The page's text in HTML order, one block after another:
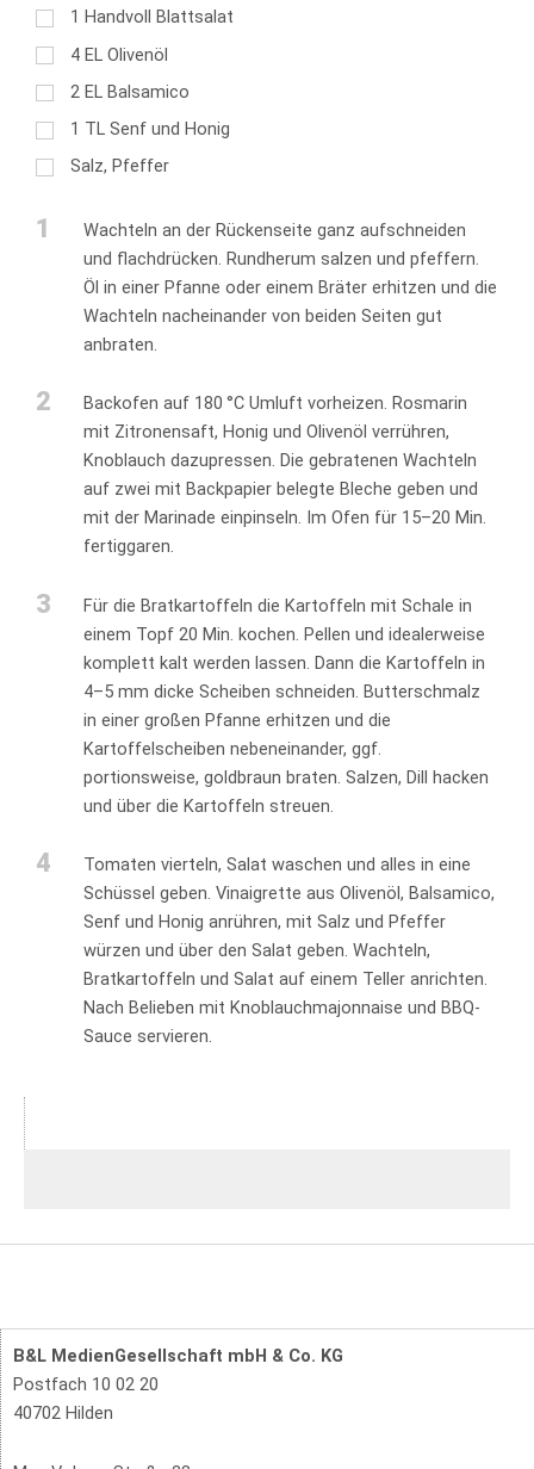
1 Handvoll Blattsalat
4 EL Olivenöl
2 EL Balsamico
1 TL Senf und Honig
Salz, Pfeffer
1
Wachteln an der Rückenseite ganz aufschneiden
und flachdrücken. Rundherum salzen und pfeffern.
Öl in einer Pfanne oder einem Bräter erhitzen und die
Wachteln nacheinander von beiden Seiten gut
anbraten.
2
Backofen auf 180 °C Umluft vorheizen. Rosmarin
mit Zitronensaft, Honig und Olivenöl verrühren,
Knoblauch dazupressen. Die gebratenen Wachteln
auf zwei mit Backpapier belegte Bleche geben und
mit der Marinade einpinseln. Im Ofen für 15–20 Min.
fertiggaren.
3
Für die Bratkartoffeln die Kartoffeln mit Schale in
einem Topf 20 Min. kochen. Pellen und idealerweise
komplett kalt werden lassen. Dann die Kartoffeln in
4–5 mm dicke Scheiben schneiden. Butterschmalz
in einer großen Pfanne erhitzen und die
Kartoffelscheiben nebeneinander, ggf.
portionsweise, goldbraun braten. Salzen, Dill hacken
und über die Kartoffeln streuen.
4
Tomaten vierteln, Salat waschen und alles in eine
Schüssel geben. Vinaigrette aus Olivenöl, Balsamico,
Senf und Honig anrühren, mit Salz und Pfeffer
würzen und über den Salat geben. Wachteln,
Bratkartoffeln und Salat auf einem Teller anrichten.
Nach Belieben mit Knoblauchmajonnaise und BBQ-
Sauce servieren.
B&L MedienGesellschaft mbH & Co. KG
Postfach 10 02 20
40702 Hilden